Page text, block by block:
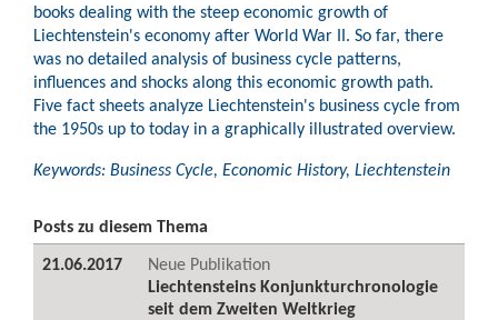
books dealing with the steep economic growth of
Liechtenstein's economy after World War II. So far, there
was no detailed analysis of business cycle patterns,
influences and shocks along this economic growth path.
Five fact sheets analyze Liechtenstein's business cycle from
the 1950s up to today in a graphically illustrated overview.
Keywords: Business Cycle, Economic History, Liechtenstein
Posts zu diesem Thema
21.06.2017
Neue Publikation
Liechtensteins Konjunkturchronologie
seit dem Zweiten Weltkrieg